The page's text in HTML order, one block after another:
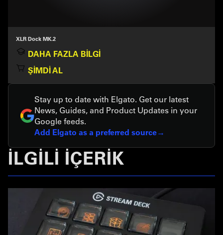
XLR Dock MK.2
DAHA FAZLA BILGI
ŞIMDI AL
Stay up to date with Elgato. Get our latest
News, Guides, and Product Updates in your
Google feeds.
Add Elgato as a preferred source
İLGİLİ İÇERİK